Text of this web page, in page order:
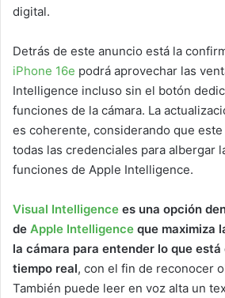
digital.
Detrás de este anuncio está la
iPhone 16e podrá aprovechar las
Intelligence incluso sin el botón
funciones de la cámara. La
es coherente, considerando que
todas las credenciales para albergar
funciones de Apple Intelligence.
Visual Intelligence es una opción
de Apple Intelligence que maximiza
la cámara para entender lo que
tiempo real, con el fin de reconocer
También puede leer en voz alta un